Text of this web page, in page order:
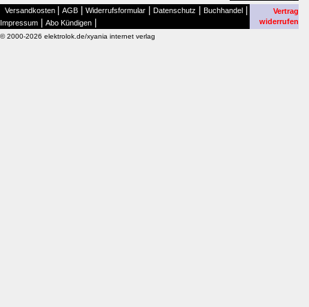
Versandkosten AGB Widerrufsformular Datenschutz Buchhandel
Impressum Abo Kündigen
Vertrag
widerrufen
© 2000-2026 elektrolok.de/xyania internet verlag